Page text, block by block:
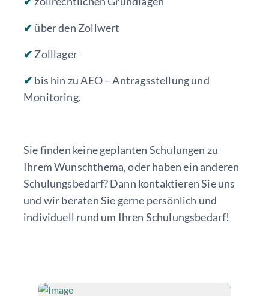
✔ über den Zollwert
✔ Zolllager
✔ bis hin zu AEO – Antragsstellung und
Monitoring.
Sie finden keine geplanten Schulungen zu
Ihrem Wunschthema, oder haben ein anderen
Schulungsbedarf? Dann kontaktieren Sie uns
und wir beraten Sie gerne persönlich und
individuell rund um Ihren Schulungsbedarf!